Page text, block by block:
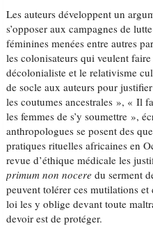
Les auteurs développent un
s’opposer aux campagnes de
féminines menées entre autres
les colonisateurs qui veulent
décolonialiste et le relativisme
de socle aux auteurs pour
les coutumes ancestrales », « Il
les femmes de s’y soumettre »,
anthropologues se posent des
pratiques rituelles africaines en
revue d’éthique médicale les
primum non nocere du serment
peuvent tolérer ces mutilations
loi les y oblige devant toute
devoir est de protéger.